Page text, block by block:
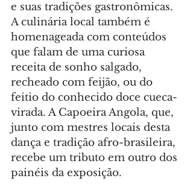
e suas tradições gastronômicas.
A culinária local também é
homenageada com conteúdos
que falam de uma curiosa
receita de sonho salgado,
recheado com feijão, ou do
feitio do conhecido doce cueca-
virada. A Capoeira Angola, que,
junto com mestres locais desta
dança e tradição afro-brasileira,
recebe um tributo em outro dos
painéis da exposição.